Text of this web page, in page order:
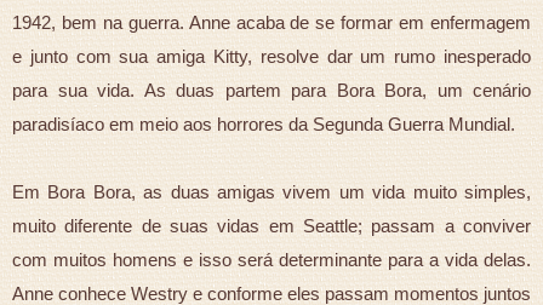
1942, bem na guerra. Anne acaba de se formar em enfermagem
e junto com sua amiga Kitty, resolve dar um rumo inesperado
para sua vida. As duas partem para Bora Bora, um cenário
paradisíaco em meio aos horrores da Segunda Guerra Mundial.
Em Bora Bora, as duas amigas vivem um vida muito simples,
muito diferente de suas vidas em Seattle; passam a conviver
com muitos homens e isso será determinante para a vida delas.
Anne conhece Westry e conforme eles passam momentos juntos